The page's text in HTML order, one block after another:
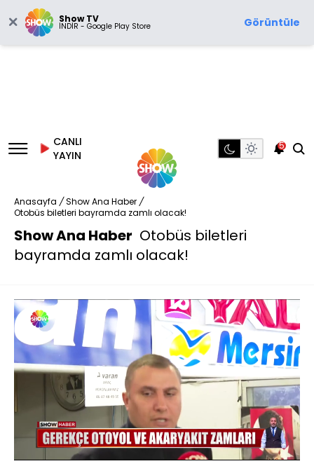
Show TV
İNDİR - Google Play Store Görüntüle
CANLI
YAYIN
5
Anasayfa / Show Ana Haber /
Otobüs biletleri bayramda zamlı olacak!
Show Ana Haber Otobüs biletleri
bayramda zamlı olacak!
Sesi
Aç
480P
Yüklendi
34.12%
Oynatma
Hızı